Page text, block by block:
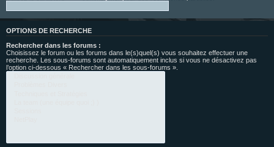
OPTIONS DE RECHERCHE
Rechercher dans les forums :
Choisissez le forum ou les forums dans le(s)quel(s) vous souhaitez effectuer une
recherche. Les sous-forums sont automatiquement inclus si vous ne désactivez pas
l’option ci-dessous « Rechercher dans les sous-forums ».